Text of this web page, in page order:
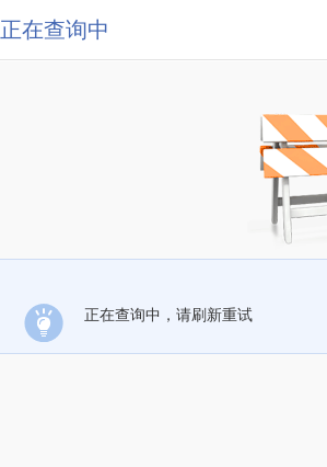
正在查询中
正在查询中，请刷新重试